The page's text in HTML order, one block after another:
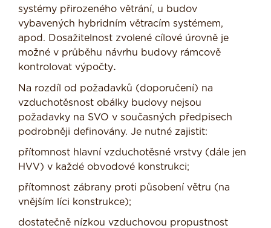
systémy přirozeného větrání, u budov
vybavených hybridním větracím systémem,
apod. Dosažitelnost zvolené cílové úrovně je
možné v průběhu návrhu budovy rámcově
kontrolovat výpočty.
Na rozdíl od požadavků (doporučení) na
vzduchotěsnost obálky budovy nejsou
požadavky na SVO v současných předpisech
podrobněji definovány. Je nutné zajistit:
přítomnost hlavní vzduchotěsné vrstvy (dále jen
HVV) v každé obvodové konstrukci;
přítomnost zábrany proti působení větru (na
vnějším líci konstrukce);
dostatečně nízkou vzduchovou propustnost